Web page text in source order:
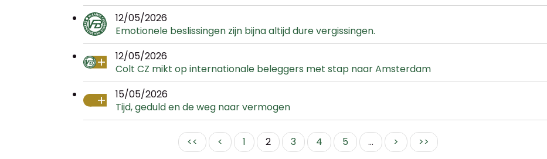
12/05/2026
Emotionele beslissingen zijn bijna altijd dure vergissingen.
12/05/2026
Colt CZ mikt op internationale beleggers met stap naar Amsterdam
15/05/2026
Tijd, geduld en de weg naar vermogen
<< < 1 2 3 4 5 ... > >>